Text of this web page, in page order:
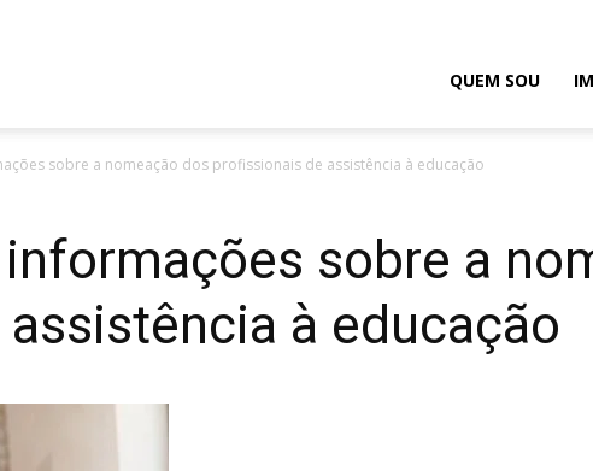
QUEM SOU
sobre a nomeação dos profissionais de assistência à educação
sobre a
à educação